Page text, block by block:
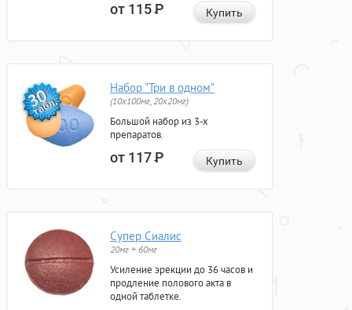
от 115Р Купить
Набор "Три в одном"
(10x100мг, 20x20мг)
Большой набор из 3-х
препаратов.
от 117Р Купить
Супер Сиалис
20мг + 60мг
Усиление эрекции до 36 часов и
продление полового акта в
одной таблетке.